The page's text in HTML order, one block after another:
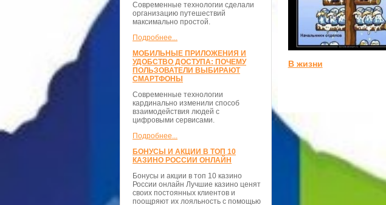
Современные технологии сделали
организацию путешествий
максимально простой.
Подробнее...
МОБИЛЬНЫЕ ПРИЛОЖЕНИЯ И
УДОБСТВО ДОСТУПА: ПОЧЕМУ
ПОЛЬЗОВАТЕЛИ ВЫБИРАЮТ
СМАРТФОНЫ
Современные технологии
кардинально изменили способ
взаимодействия людей с
цифровыми сервисами.
Подробнее...
БОНУСЫ И АКЦИИ В ТОП 10
КАЗИНО РОССИИ ОНЛАЙН
Бонусы и акции в топ 10 казино
России онлайн Лучшие казино ценят
своих постоянных клиентов и
поощряют их лояльность с помощью
В жизни